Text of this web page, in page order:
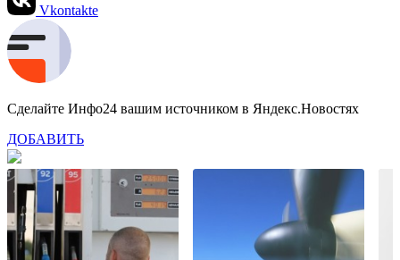
Vkontakte
Сделайте Инфо24 вашим источником в Яндекс.Новостях
ДОБАВИТЬ